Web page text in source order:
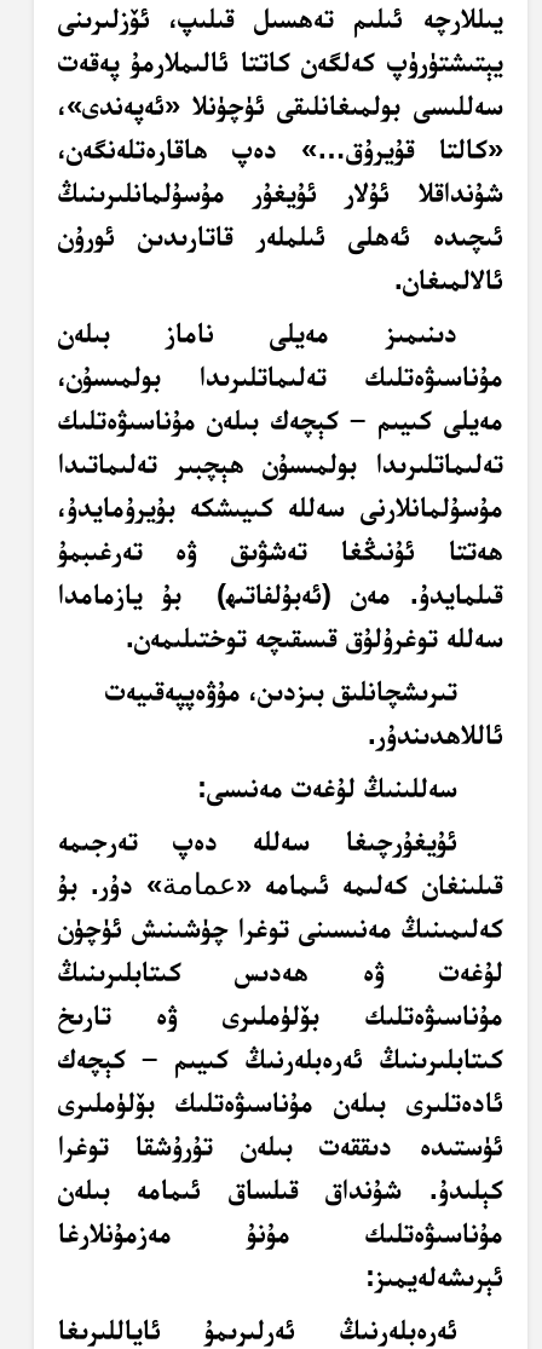
يىللارچە ئىلىم تەھسىل قىلىپ، ئۆزلىرىنى
يېتىشتۈرۈپ كەلگەن كاتتا ئالىملارمۇ پەقەت
سەللىسى بولمىغانلىقى ئۈچۈنلا «ئەپەندى»،
«كالتا قۇيرۇق…» دەپ ھاقارەتلەنگەن،
شۇنداقلا ئۇلار ئۇيغۇر مۇسۇلمانلىرىنىڭ
ئىچىدە ئەھلى ئىلملەر قاتارىدىن ئورۇن
ئالالمىغان.
دىنىمىز مەيلى ناماز بىلەن
مۇناسىۋەتلىك تەلىماتلىرىدا بولمىسۇن،
مەيلى كىيىم – كېچەك بىلەن مۇناسىۋەتلىك
تەلىماتلىرىدا بولمىسۇن ھېچبىر تەلىماتىدا
مۇسۇلمانلارنى سەللە كىيىشكە بۇيرۇمايدۇ،
ھەتتا ئۇنىڭغا تەشۋىق ۋە تەرغىبمۇ
قىلمايدۇ. مەن (ئەبۇلفاتىھ)
بۇ يازمامدا
سەللە توغرۇلۇق قىسقىچە توختىلىمەن.
تىرىشچانلىق بىزدىن، مۇۋەپپەقىيەت
ئاللاھدىندۇر.
سەللىنىڭ لۇغەت مەنىسى:
ئۇيغۇرچىغا سەللە دەپ تەرجىمە
قىلىنغان كەلىمە ئىمامە «عمامة» دۇر. بۇ
كەلىمىنىڭ مەنىسىنى توغرا چۈشىنىش ئۈچۈن
لۇغەت ۋە ھەدىس كىتابلىرىنىڭ
مۇناسىۋەتلىك بۆلۈملىرى ۋە تارىخ
كىتابلىرىنىڭ ئەرەبلەرنىڭ كىيىم – كېچەك
ئادەتلىرى بىلەن مۇناسىۋەتلىك بۆلۈملىرى
ئۈستىدە دىققەت بىلەن تۇرۇشقا توغرا
كېلىدۇ. شۇنداق قىلساق ئىمامە بىلەن
مۇناسىۋەتلىك مۇنۇ مەزمۇنلارغا
ئېرىشەلەيمىز:
ئەرەبلەرنىڭ ئەرلىرىمۇ ئاياللىرىغا